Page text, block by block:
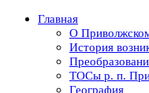
Главная
О
История
ТОСы р. п.
География